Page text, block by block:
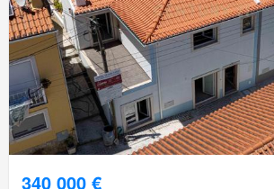
340 000 €